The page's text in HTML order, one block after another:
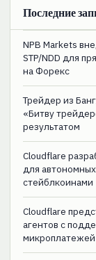
Последние
NPB Markets
STP/NDD для
на Форекс
Трейдер из
«Битву
результатом
Cloudflare
для
стейблкоинами
Cloudflare
агентов с
микроплатежей